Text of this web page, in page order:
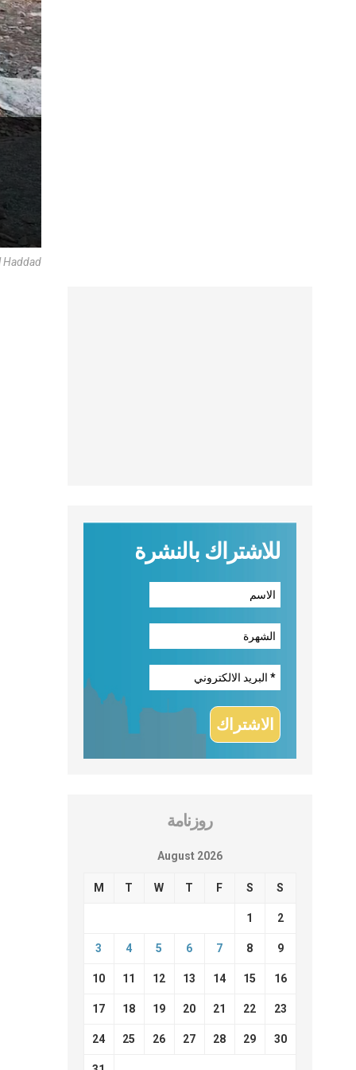
Haddad
للاشتراك بالنشرة
روزنامة
August 2026
M T W T F S S
1 2
3 4 5 6 7 8 9
10 11 12 13 14 15 16
17 18 19 20 21 22 23
24 25 26 27 28 29 30